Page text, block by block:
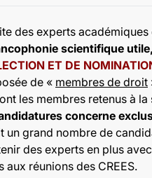
des experts
scientifique
ET DE
de « membres de droit
les membres retenus à
concerne
un grand nombre de
des experts en plus
réunions des CREES.